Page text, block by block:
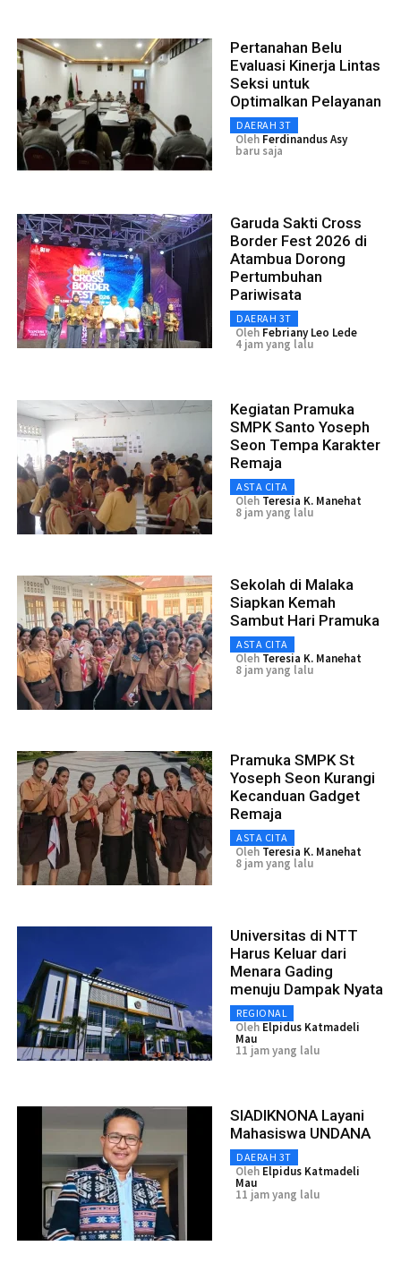
Pertanahan Belu
Evaluasi Kinerja Lintas
Seksi untuk
Optimalkan Pelayanan
DAERAH 3T
Oleh Ferdinandus Asy
baru saja
Garuda Sakti Cross
Border Fest 2026 di
Atambua Dorong
Pertumbuhan
Pariwisata
DAERAH 3T
Oleh Febriany Leo Lede
4 jam yang lalu
Kegiatan Pramuka
SMPK Santo Yoseph
Seon Tempa Karakter
Remaja
ASTA CITA
Oleh Teresia K. Manehat
8 jam yang lalu
Sekolah di Malaka
Siapkan Kemah
Sambut Hari Pramuka
ASTA CITA
Oleh Teresia K. Manehat
8 jam yang lalu
Pramuka SMPK St
Yoseph Seon Kurangi
Kecanduan Gadget
Remaja
ASTA CITA
Oleh Teresia K. Manehat
8 jam yang lalu
Universitas di NTT
Harus Keluar dari
Menara Gading
menuju Dampak Nyata
REGIONAL
Oleh Elpidus Katmadeli
Mau
11 jam yang lalu
SIADIKNONA Layani
Mahasiswa UNDANA
DAERAH 3T
Oleh Elpidus Katmadeli
Mau
11 jam yang lalu